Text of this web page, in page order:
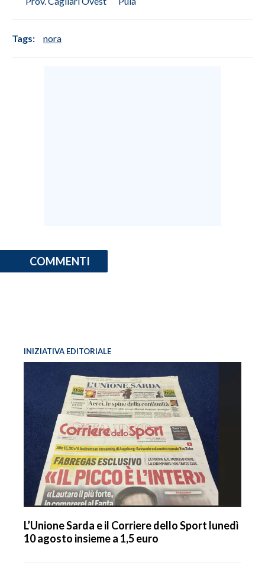
Tags: nora
COMMENTI
INIZIATIVA EDITORIALE
L’Unione Sarda e il Corriere dello Sport lunedì
10 agosto insieme a 1,5 euro